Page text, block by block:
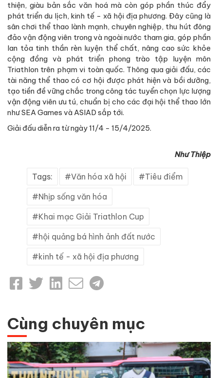
thiện, giàu bản sắc văn hoá mà còn góp phần thúc đẩy
phát triển du lịch, kinh tế - xã hội địa phương. Đây cũng là
sân chơi thể thao lành mạnh, chuyên nghiệp, thu hút đông
đảo vận động viên trong và ngoài nước tham gia, góp phần
lan tỏa tinh thần rèn luyện thể chất, nâng cao sức khỏe
cộng đồng và phát triển phong trào tập luyện môn
Triathlon trên phạm vi toàn quốc. Thông qua giải đấu, các
tài năng thể thao có cơ hội được phát hiện và bồi dưỡng,
tạo tiền đề vững chắc trong công tác tuyển chọn lực lượng
vận động viên ưu tú, chuẩn bị cho các đại hội thể thao lớn
như SEA Games và ASIAD sắp tới.
Giải đấu diễn ra từ ngày 11/4 - 15/4/2025.
Như Thiệp
Tags: Văn hóa xã hội Tiêu điểm
Nhịp sống văn hóa
Khai mạc Giải Triathlon Cup
hội quảng bá hình ảnh đất nước
kinh tế - xã hội địa phương
Cùng chuyên mục